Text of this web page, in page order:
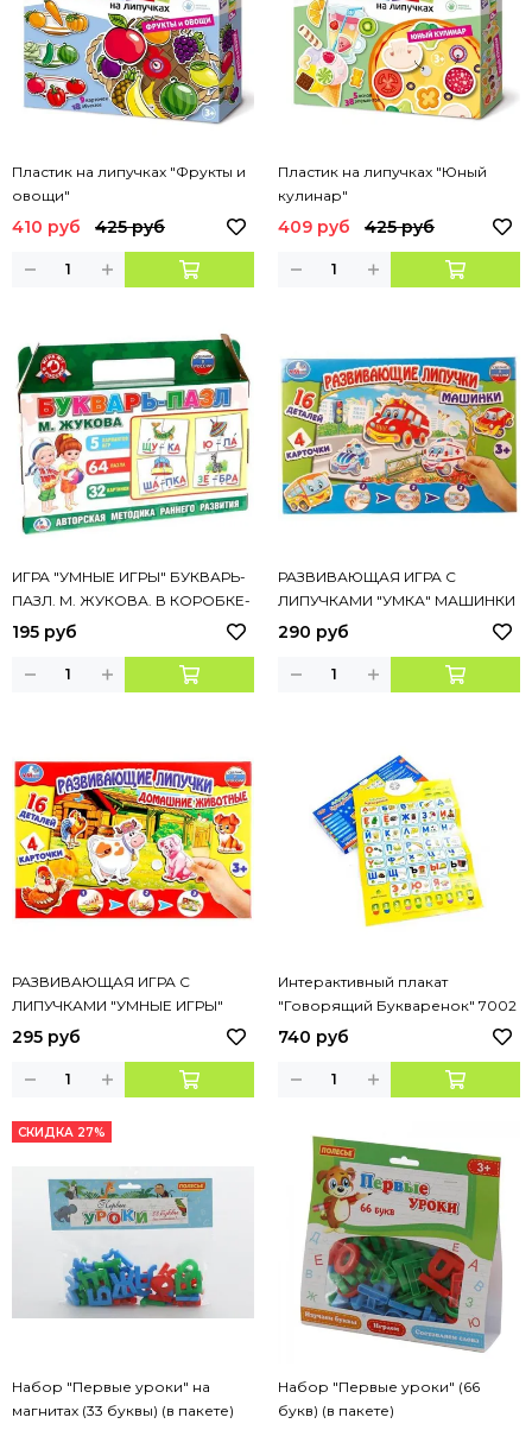
Пластик на липучках "Фрукты и
овощи"
410 руб 425 руб
Пластик на липучках "Юный
кулинар"
409 руб 425 руб
ИГРА "УМНЫЕ ИГРЫ" БУКВАРЬ-
ПАЗЛ. М. ЖУКОВА. В КОРОБКЕ-
ЧЕМОДАН. 5 ИГР, 64 ПАЗЛА
195 руб
РАЗВИВАЮЩАЯ ИГРА С
ЛИПУЧКАМИ "УМКА" МАШИНКИ
290 руб
РАЗВИВАЮЩАЯ ИГРА С
ЛИПУЧКАМИ "УМНЫЕ ИГРЫ"
ДОМАШНИЕ ЖИВОТНЫЕ В КОР.
295 руб
Интерактивный плакат
"Говорящий Букваренок" 7002
740 руб
СКИДКА 27%
Набор "Первые уроки" на
магнитах (33 буквы) (в пакете)
Набор "Первые уроки" (66
букв) (в пакете)